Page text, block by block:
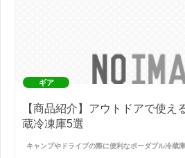
ギア
【商品紹介】アウトドアで使え
蔵冷凍庫5選
キャンプやドライブの際に便利なポーダブル冷蔵